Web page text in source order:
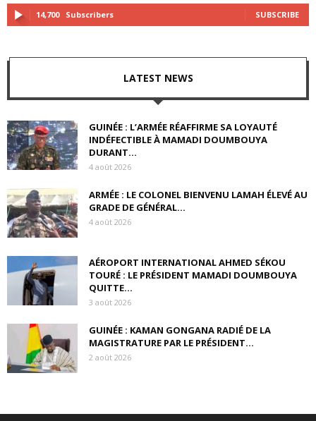
14,700 Subscribers SUBSCRIBE
LATEST NEWS
GUINÉE : L’ARMÉE RÉAFFIRME SA LOYAUTÉ
INDÉFECTIBLE À MAMADI DOUMBOUYA
DURANT...
4 août 2026
ARMÉE : LE COLONEL BIENVENU LAMAH ÉLEVÉ AU
GRADE DE GÉNÉRAL...
4 août 2026
AÉROPORT INTERNATIONAL AHMED SÉKOU
TOURÉ : LE PRÉSIDENT MAMADI DOUMBOUYA
QUITTE...
3 août 2026
GUINÉE : KAMAN GONGANA RADIÉ DE LA
MAGISTRATURE PAR LE PRÉSIDENT...
2 août 2026